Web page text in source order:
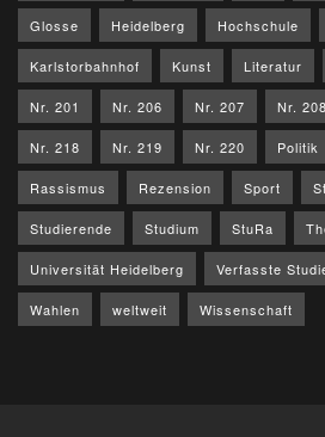
Glosse Heidelberg Hochschule
Karlstorbahnhof Kunst Literatur
Nr. 201 Nr. 206 Nr. 207 Nr. 208
Nr. 218 Nr. 219 Nr. 220 Politik
Rassismus Rezension Sport
Studierende Studium StuRa
Universität Heidelberg Verfasste
Wahlen weltweit Wissenschaft